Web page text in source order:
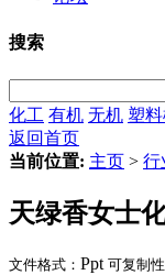
搜索
化工 有机 无机 塑
返回首页
当前位置: 主页 > 行
天绿香女士
文件格式： Ppt 可复制性